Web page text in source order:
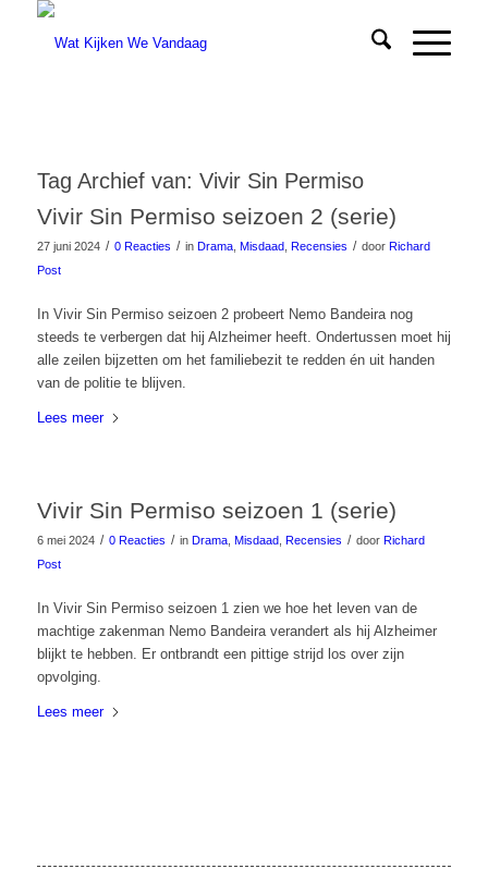
Tag Archief van: Vivir Sin Permiso
Vivir Sin Permiso seizoen 2 (serie)
27 juni 2024 / 0 Reacties / in Drama, Misdaad, Recensies / door Richard
Post
In Vivir Sin Permiso seizoen 2 probeert Nemo Bandeira nog
steeds te verbergen dat hij Alzheimer heeft. Ondertussen moet hij
alle zeilen bijzetten om het familiebezit te redden én uit handen
van de politie te blijven.
Lees meer
Vivir Sin Permiso seizoen 1 (serie)
6 mei 2024 / 0 Reacties / in Drama, Misdaad, Recensies / door Richard
Post
In Vivir Sin Permiso seizoen 1 zien we hoe het leven van de
machtige zakenman Nemo Bandeira verandert als hij Alzheimer
blijkt te hebben. Er ontbrandt een pittige strijd los over zijn
opvolging.
Lees meer